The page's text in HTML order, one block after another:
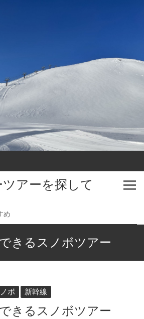
アーを探して
め
きるスノボツアー
ボ 新幹線
きるスノボツアー